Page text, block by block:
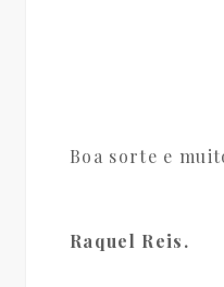
Boa sorte e
Raquel Reis.